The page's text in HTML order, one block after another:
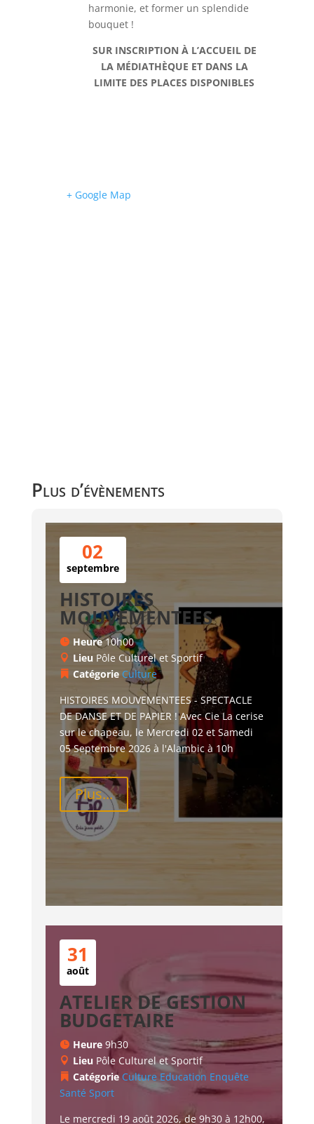
harmonie, et former un splendide
bouquet !
SUR INSCRIPTION À L’ACCUEIL DE
LA MÉDIATHÈQUE ET DANS LA
LIMITE DES PLACES DISPONIBLES
+ Google Map
Plus d’évènements
02
septembre
HISTOIRES
MOUVEMENTEES
Heure10h00
Lieu Pôle Culturel et Sportif
Catégorie Culture
HISTOIRES MOUVEMENTEES - SPECTACLE
DE DANSE ET DE PAPIER ! Avec Cie La cerise
sur le chapeau, le Mercredi 02 et Samedi
05 Septembre 2026 à l'Alambic à 10h
Plus...
31
août
ATELIER DE GESTION
BUDGETAIRE
Heure 9h30
Lieu Pôle Culturel et Sportif
Catégorie Culture Education Enquête
Santé Sport
Le mercredi 19 août 2026, de 9h30 à 12h00,